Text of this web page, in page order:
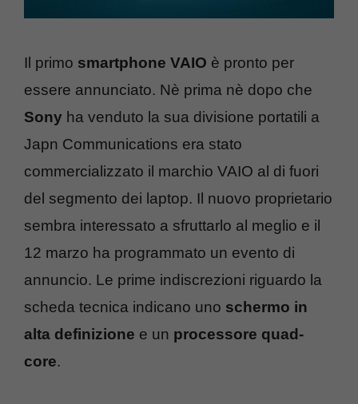
Il primo smartphone VAIO è pronto per
essere annunciato. Nè prima nè dopo che
Sony ha venduto la sua divisione portatili a
Japn Communications era stato
commercializzato il marchio VAIO al di fuori
del segmento dei laptop. Il nuovo proprietario
sembra interessato a sfruttarlo al meglio e il
12 marzo ha programmato un evento di
annuncio. Le prime indiscrezioni riguardo la
scheda tecnica indicano uno schermo in
alta definizione e un processore quad-
core.